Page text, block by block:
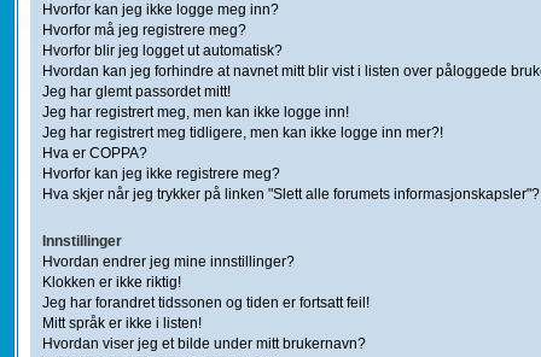
Hvorfor kan jeg ikke logge meg inn?
Hvorfor må jeg registrere meg?
Hvorfor blir jeg logget ut automatisk?
Hvordan kan jeg forhindre at navnet mitt blir vist i listen over påloggede
Jeg har glemt passordet mitt!
Jeg har registrert meg, men kan ikke logge inn!
Jeg har registrert meg tidligere, men kan ikke logge inn mer?!
Hva er COPPA?
Hvorfor kan jeg ikke registrere meg?
Hva skjer når jeg trykker på linken "Slett alle forumets informasjonskapsler"?
Innstillinger
Hvordan endrer jeg mine innstillinger?
Klokken er ikke riktig!
Jeg har forandret tidssonen og tiden er fortsatt feil!
Mitt språk er ikke i listen!
Hvordan viser jeg et bilde under mitt brukernavn?